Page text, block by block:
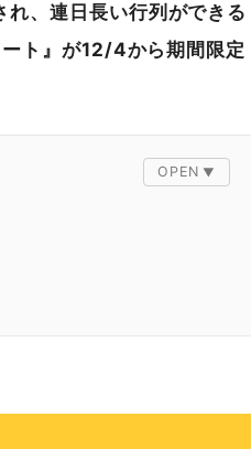
、連日長い行列ができる
ト』が12/4から期間限定
！